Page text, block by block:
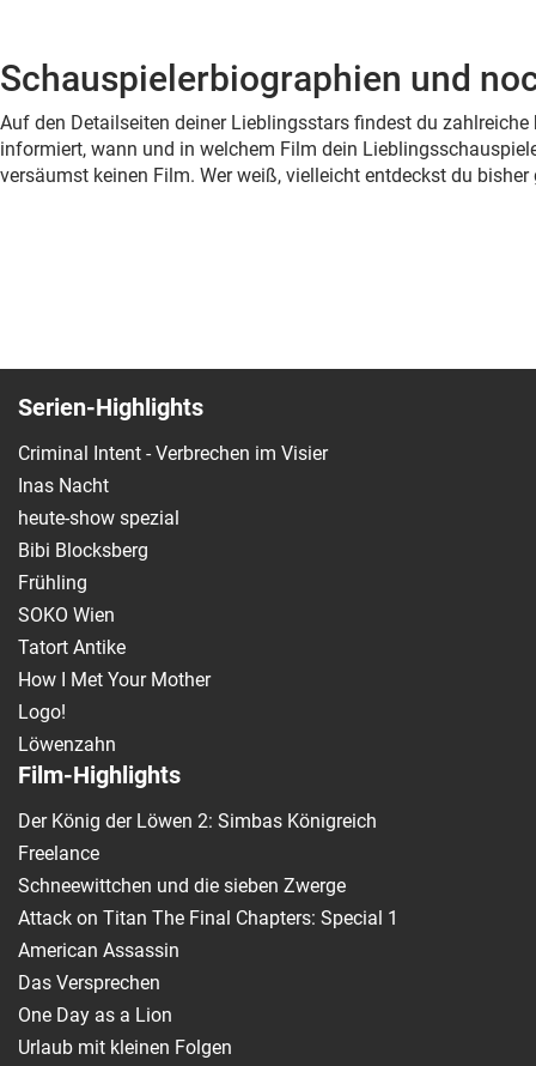
Schauspielerbiographien und
Auf den Detailseiten deiner Lieblingsstars findest du
informiert, wann und in welchem Film dein
versäumst keinen Film. Wer weiß, vielleicht entdeckst du
Serien-Highlights
Criminal Intent - Verbrechen im Visier
Inas Nacht
heute-show spezial
Bibi Blocksberg
Frühling
SOKO Wien
Tatort Antike
How I Met Your Mother
Logo!
Löwenzahn
Film-Highlights
Der König der Löwen 2: Simbas Königreich
Freelance
Schneewittchen und die sieben Zwerge
Attack on Titan The Final Chapters: Special 1
American Assassin
Das Versprechen
One Day as a Lion
Urlaub mit kleinen Folgen